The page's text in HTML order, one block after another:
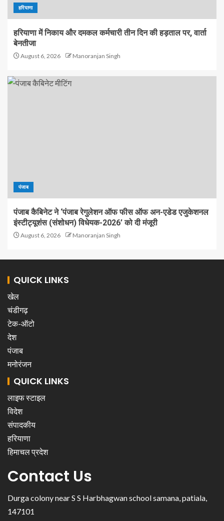
हरियाणा
हरियाणा में निकाय और दमकल कर्मचारी तीन दिन की हड़ताल पर, वार्ता
बेनतीजा
August 6, 2026 Manoranjan Singh
पंजाब
पंजाब कैबिनेट ने ‘पंजाब रेगुलेशन ऑफ फीस ऑफ अन-एडेड एजुकेशनल
इंस्टीट्यूशंस (संशोधन) विधेयक-2026’ को दी मंजूरी
August 6, 2026 Manoranjan Singh
QUICK LINKS
खेल
चंडीगढ़
टेक-ऑटो
देश
पंजाब
मनोरंजन
QUICK LINKS
लाइफ स्टाइल
विदेश
संपादकीय
हरियाणा
हिमाचल प्रदेश
Contact Us
Durga colony near S S Harbhagwan school samana, patiala,
147101